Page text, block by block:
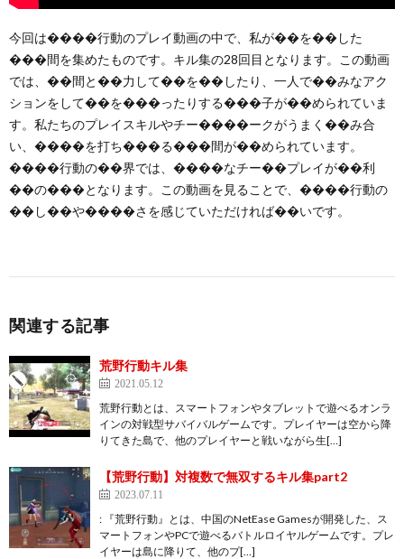
今回は����行動のプレイ動画の中で、私が��を��した
���間を集めたものです。キル集の28回目となります。この動画
では、��間と��力して��を��したり、一人で��みなアク
ションをして��を���ったりする���子が��められていま
す。私たちのプレイスキルやチー����ークがうまく��み合
い、����を打ち���る���間が��められています。
����行動の��界では、����なチー��プレイが��利
��の���となります。この動画を見ることで、����行動の
��し��や����さを感じていただければ��いです。
関連する記事
荒野行動キル集
2021.05.12
荒野行動とは、スマートフォンやタブレットで遊べるオンラ
インの対戦型サバイバルゲームです。プレイヤーは空から降
りてきた島で、他のプレイヤーと戦いながら生[…]
【荒野行動】対複数で無双するキル集part2
2023.07.11
: 『荒野行動』とは、中国のNetEase Gamesが開発した、ス
マートフォンやPCで遊べるバトルロイヤルゲームです。プレ
イヤーは島に降りて、他のプ[…]